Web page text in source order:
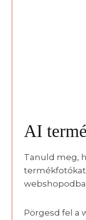
AI
Tanuld meg,
termékfotókat
Pörgesd fel a